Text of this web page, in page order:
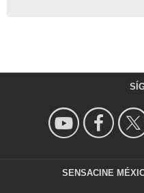
SENSACINE